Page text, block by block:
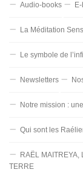
Audio-books
La Méditation
Le symbole de
Newsletters
Notre mission :
Qui sont les
RAËL
TERRE